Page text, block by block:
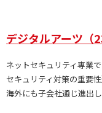
デジタルアーツ（
ネットセキュリティ専業で
セキュリティ対策の重要
海外にも子会社通じ進出し